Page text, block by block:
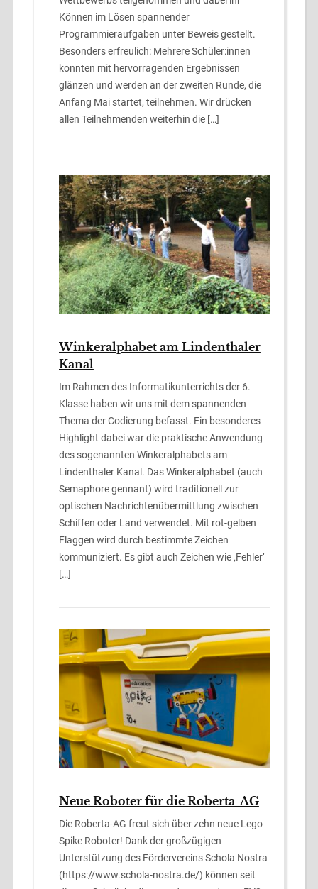
Können im Lösen spannender
Programmieraufgaben unter Beweis gestellt.
Besonders erfreulich: Mehrere Schüler:innen
konnten mit hervorragenden Ergebnissen
glänzen und werden an der zweiten Runde, die
Anfang Mai startet, teilnehmen. Wir drücken
allen Teilnehmenden weiterhin die […]
Winkeralphabet am Lindenthaler
Kanal
Im Rahmen des Informatikunterrichts der 6.
Klasse haben wir uns mit dem spannenden
Thema der Codierung befasst. Ein besonderes
Highlight dabei war die praktische Anwendung
des sogenannten Winkeralphabets am
Lindenthaler Kanal. Das Winkeralphabet (auch
Semaphore gennant) wird traditionell zur
optischen Nachrichtenübermittlung zwischen
Schiffen oder Land verwendet. Mit rot-gelben
Flaggen wird durch bestimmte Zeichen
kommuniziert. Es gibt auch Zeichen wie ‚Fehler‘
[…]
Neue Roboter für die Roberta-AG
Die Roberta-AG freut sich über zehn neue Lego
Spike Roboter! Dank der großzügigen
Unterstützung des Fördervereins Schola Nostra
(https://www.schola-nostra.de/) können seit